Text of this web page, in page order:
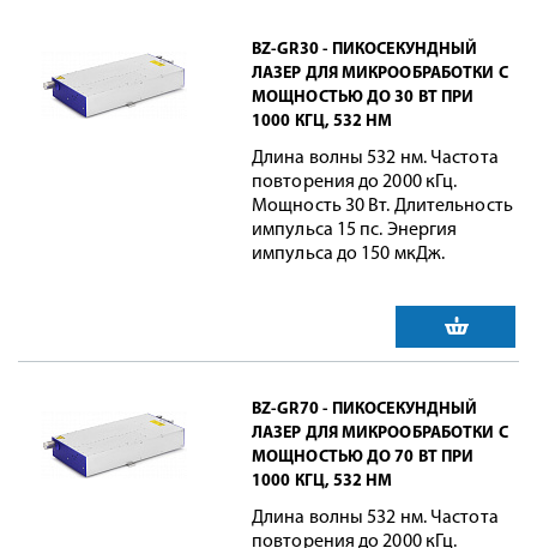
BZ-GR30 - ПИКОСЕКУНДНЫЙ
ЛАЗЕР ДЛЯ МИКРООБРАБОТКИ С
МОЩНОСТЬЮ ДО 30 ВТ ПРИ
1000 КГЦ, 532 НМ
Длина волны 532 нм. Частота
повторения до 2000 кГц.
Мощность 30 Вт. Длительность
импульса 15 пс. Энергия
импульса до 150 мкДж.
BZ-GR70 - ПИКОСЕКУНДНЫЙ
ЛАЗЕР ДЛЯ МИКРООБРАБОТКИ С
МОЩНОСТЬЮ ДО 70 ВТ ПРИ
1000 КГЦ, 532 НМ
Длина волны 532 нм. Частота
повторения до 2000 кГц.